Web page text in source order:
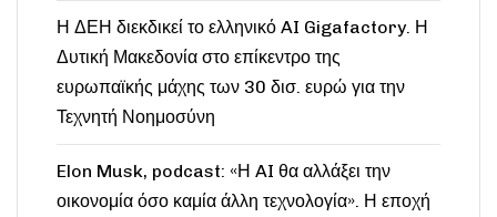
Η ΔΕΗ διεκδικεί το ελληνικό AI Gigafactory. Η
Δυτική Μακεδονία στο επίκεντρο της
ευρωπαϊκής μάχης των 30 δισ. ευρώ για την
Τεχνητή Νοημοσύνη
Elon Musk, podcast: «Η AI θα αλλάξει την
οικονομία όσο καμία άλλη τεχνολογία». Η εποχή